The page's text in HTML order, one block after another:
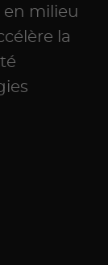
en milieu
la